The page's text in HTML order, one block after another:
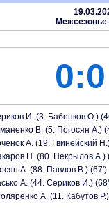
Межсезонье
И. (3. Бабенков О.)
В. (5. Погосян А.)
А. (19. Гвинейский
Н. (80. Некрылов А.)
А. (88. Павлов В.) (67')
А. (44. Сериков И.)
А. (11. Кабутов